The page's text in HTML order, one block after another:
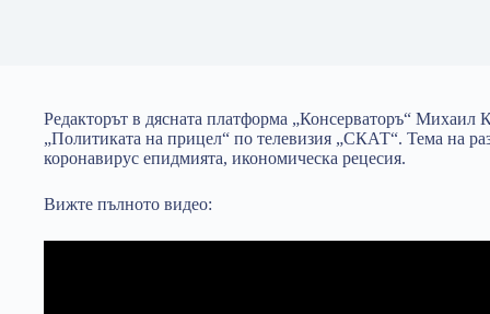
Редакторът в дясната платформа „Консерваторъ“ Михаил
„Политиката на прицел“ по телевизия „СКАТ“. Тема на
коронавирус епидмията, икономическа рецесия.
Вижте пълното видео: